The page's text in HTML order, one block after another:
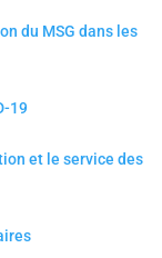
du MSG dans les
19
et le service des